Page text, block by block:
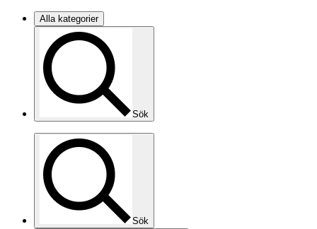
Alla kategorier
Sök
Sök